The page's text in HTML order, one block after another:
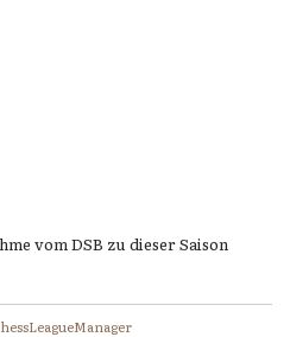
vom DSB zu dieser Saison